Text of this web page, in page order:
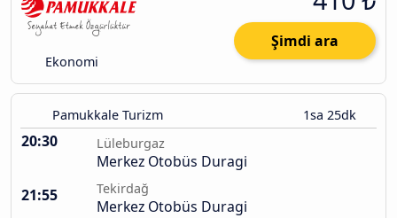
Ekonomi
Şimdi ara
Pamukkale Turizm 1sa 25dk
20:30 Lüleburgaz
Merkez Otobüs Duragi
21:55
Tekirdağ
Merkez Otobüs Duragi